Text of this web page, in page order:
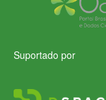
Suportado por